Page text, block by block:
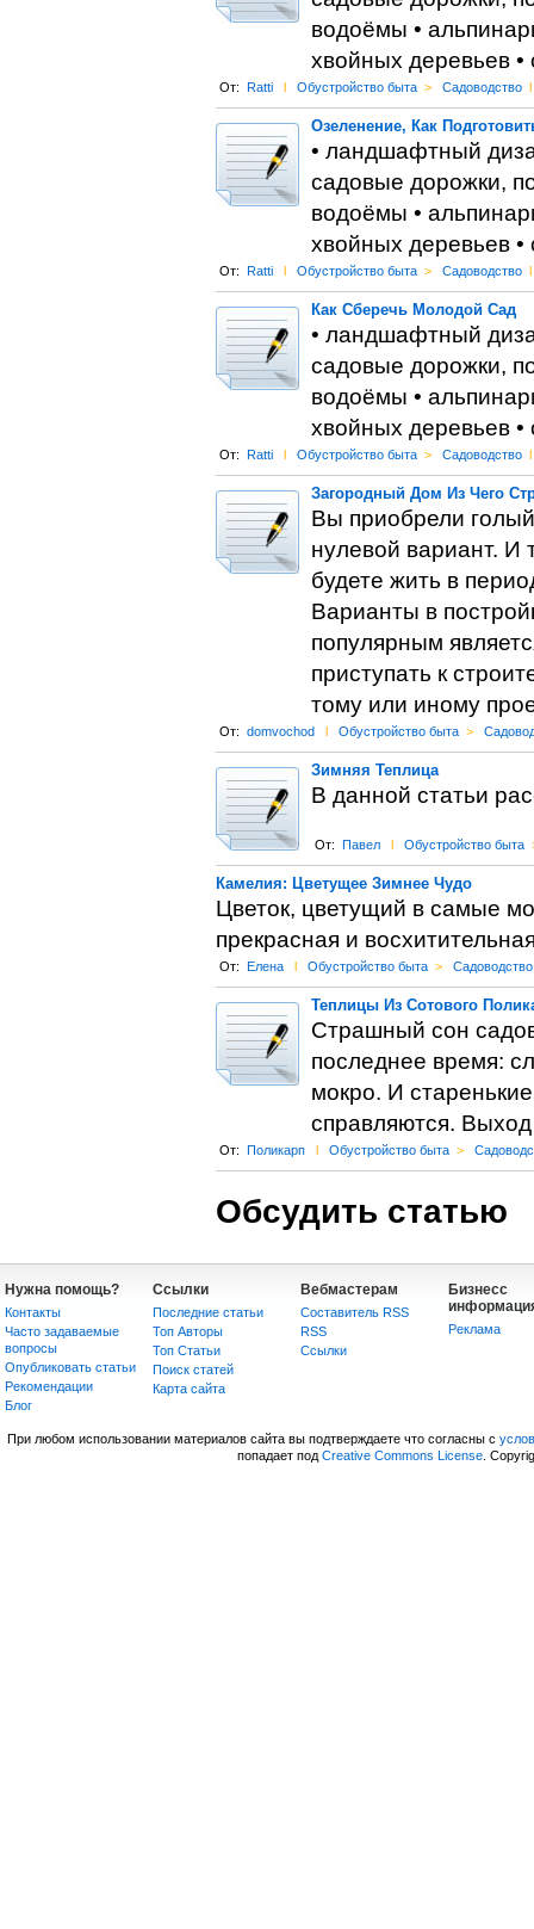
водоёмы •
хвойных деревьев
От: Ratti l Обустройство быта > Садоводство l
Озеленение, Как
• ландшафтный
садовые дорожки,
водоёмы •
хвойных деревьев
От: Ratti l Обустройство быта > Садоводство l
Как Сберечь Молодой Сад
• ландшафтный
садовые дорожки,
водоёмы •
хвойных деревьев
От: Ratti l Обустройство быта > Садоводство l
Загородный Дом Из Чего
Вы приобрели голый
нулевой вариант. И
будете жить в
Варианты в
популярным
приступать к
тому или иному
От: domvochod l Обустройство быта >
Зимняя Теплица
В данной статьи
От: Павел l Обустройство быта
Камелия: Цветущее Зимнее Чудо
Цветок, цветущий в самые
прекрасная и
От: Елена l Обустройство быта > Садоводство
Теплицы Из Сотового
Страшный сон
последнее время:
мокро. И
справляются.
От: Поликарп l Обустройство быта >
Обсудить статью
Нужна помощь?
Контакты
Часто задаваемые
вопросы
Опубликовать статьи
Рекомендации
Блог
Ссылки
Последние статьи
Топ Авторы
Топ Статьи
Поиск статей
Карта сайта
Вебмастерам
Составитель RSS
RSS
Сcылки
Бизнесс
Реклама
При любом использовании материалов сайта вы подтверждаете что согласны с
попадает под Creative Commons License.